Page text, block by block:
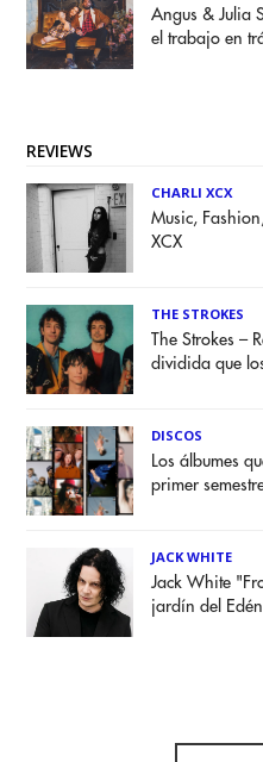
Angus & Julia
el trabajo en
REVIEWS
CHARLI XCX
Music,
XCX
THE STROKES
The Strokes –
dividida que
DISCOS
Los álbumes
primer
JACK WHITE
Jack White
jardín del